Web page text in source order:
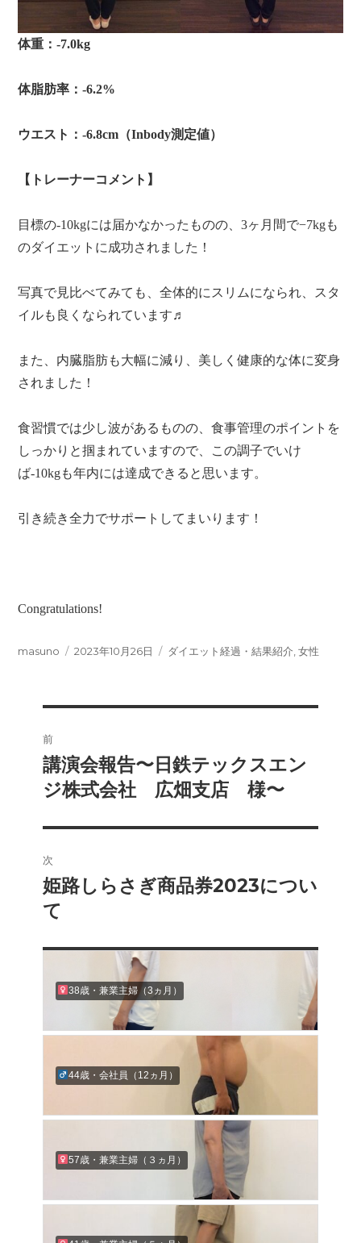
体重：-7.0kg
体脂肪率：-6.2%
ウエスト：-6.8cm（Inbody測定値）
【トレーナーコメント】
目標の-10kgには届かなかったものの、3ヶ月間で−7kgも
のダイエットに成功されました！
写真で見比べてみても、全体的にスリムになられ、スタ
イルも良くなられています♬
また、内臓脂肪も大幅に減り、美しく健康的な体に変身
されました！
食習慣では少し波があるものの、食事管理のポイントを
しっかりと掴まれていますので、この調子でいけ
ば-10kgも年内には達成できると思います。
引き続き全力でサポートしてまいります！
Congratulations!
投
masuno
投
2023年10月26日
カ
ダイエット経過・結果紹介 ,女性
稿
ナ
ビ
ゲ
ー
シ
ン
前
前
の
稿:
講演会報告〜日鉄テックスエン
ジ株式会社 広畑支店 様〜
次
次
の
稿:
姫路しらさぎ商品券2023につい
て
38歳・兼業主婦（3ヵ月）
44歳・会社員（12ヵ月）
57歳・兼業主婦（３ヵ月）